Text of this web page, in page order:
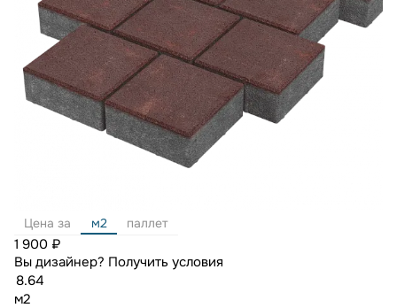
Цена за м2 паллет
1 900 ₽
Вы дизайнер? Получить условия
м2